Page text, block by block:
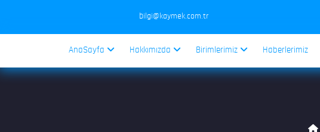
bilgi@kaymek.com.tr
AnaSayfa Hakkımızda Birimlerimiz Haberlerimiz